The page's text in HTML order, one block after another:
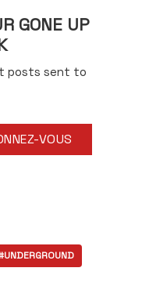
GONE UP
posts sent to
VOUS